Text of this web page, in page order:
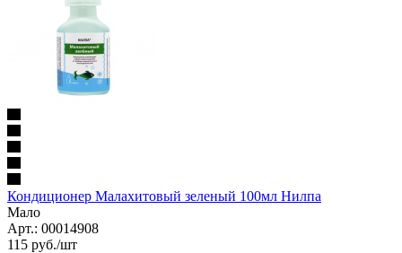
Кондиционер Малахитовый зеленый 100мл Нилпа
Мало
Арт.: 00014908
115 руб./шт